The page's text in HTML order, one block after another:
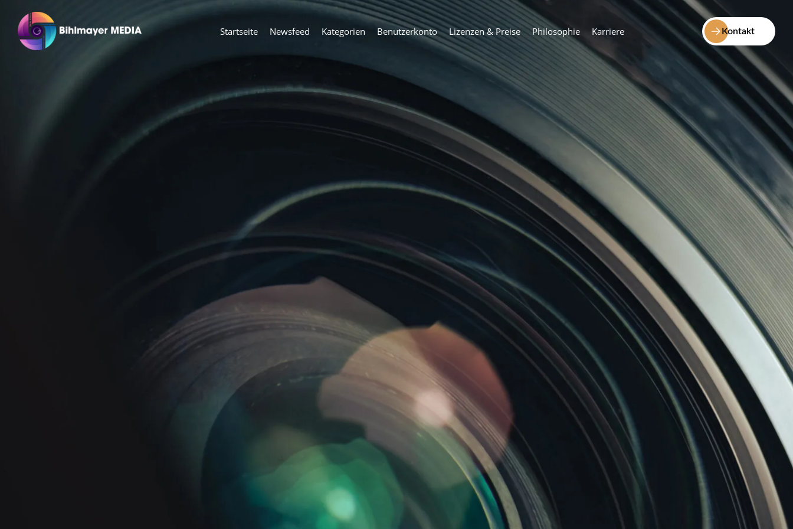
Startseite Newsfeed Kategorien Benutzerkonto Lizenzen & Preise Philosophie Karriere Kontakt